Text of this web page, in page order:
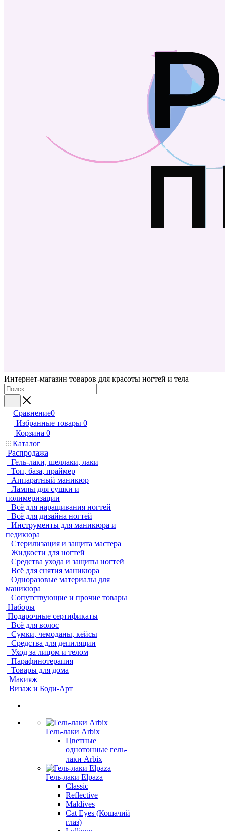
Интернет-магазин товаров для красоты ногтей и тела
Сравнение0
Избранные товары 0
Корзина 0
Каталог
Распродажа
Гель-лаки, шеллаки, лаки
Топ, база, праймер
Аппаратный маникюр
Лампы для сушки и
полимеризации
Всё для наращивания ногтей
Всё для дизайна ногтей
Инструменты для маникюра и
педикюра
Стерилизация и защита мастера
Жидкости для ногтей
Средства ухода и защиты ногтей
Всё для снятия маникюра
Одноразовые материалы для
маникюра
Сопутствующие и прочие товары
Наборы
Подарочные сертификаты
Всё для волос
Сумки, чемоданы, кейсы
Средства для депиляции
Уход за лицом и телом
Парафинотерапия
Товары для дома
Макияж
Визаж и Боди-Арт
Гель-лаки Arbix
Цветные
однотонные гель-
лаки Arbix
Гель-лаки Elpaza
Classic
Reflective
Maldives
Cat Eyes (Кошачий
глаз)